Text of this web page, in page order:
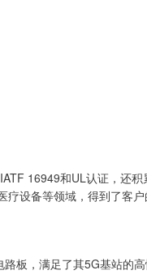
16949和UL认证，还
设备等领域，得到了客户
板，满足了其5G基站的高